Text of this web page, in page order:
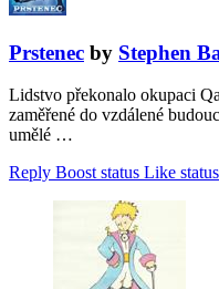
Prstenec by Stephen
Lidstvo překonalo okupaci
zaměřené do vzdálené
umělé …
Reply Boost status Like status